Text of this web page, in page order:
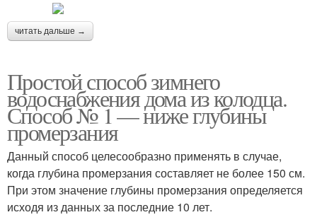
читать дальше →
Простой способ зимнего
водоснабжения дома из колодца.
Способ № 1 — ниже глубины
промерзания
Данный способ целесообразно применять в случае,
когда глубина промерзания составляет не более 150 см.
При этом значение глубины промерзания определяется
исходя из данных за последние 10 лет.